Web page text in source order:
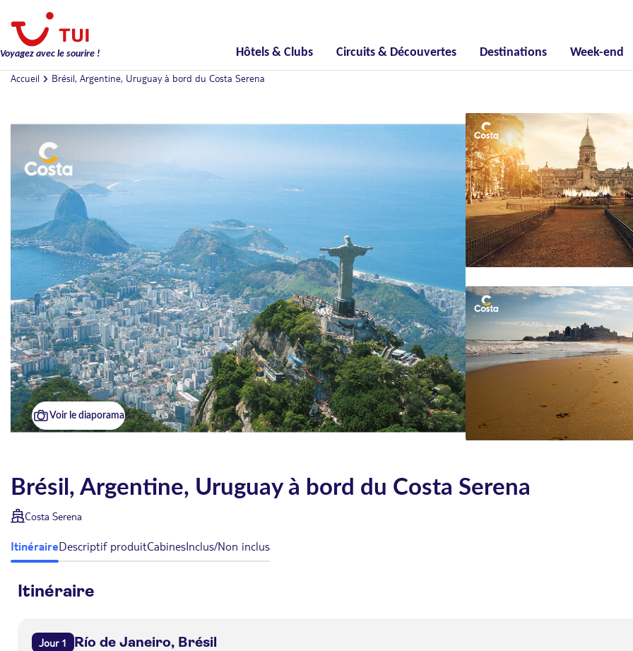
Voyagez avec le sourire ! Hôtels & Clubs Circuits & Découvertes Destinations Week-end
Accueil Brésil, Argentine, Uruguay à bord du Costa Serena
Voir le diaporama
Brésil, Argentine, Uruguay à bord du Costa Serena
Costa Serena
ItinéraireDescriptif produitCabinesInclus/Non inclus
Itinéraire
Jour 1 Río de Janeiro, Brésil